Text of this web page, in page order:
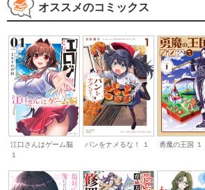
オススメのコミックス
江口さんはゲーム脳
１
パンをナメるな！ １ 勇魔の王国 １